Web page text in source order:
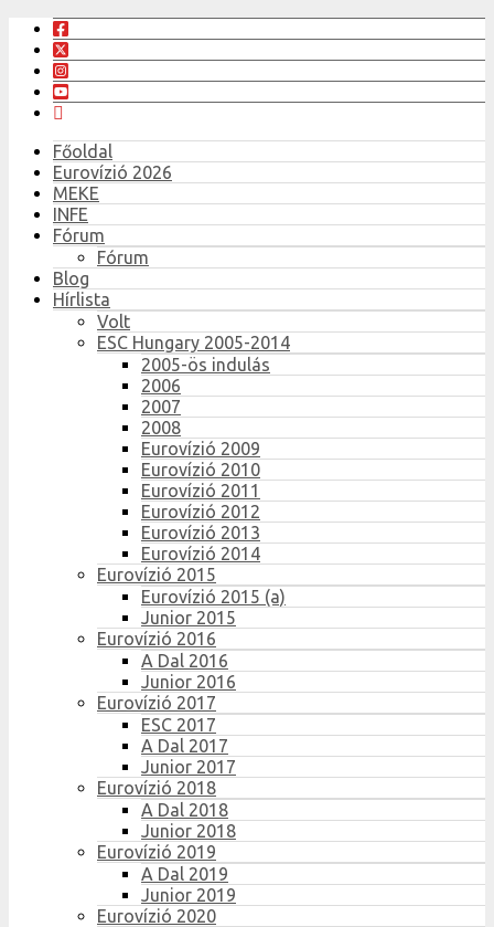
Főoldal
Eurovízió 2026
MEKE
INFE
Fórum
Fórum
Blog
Hírlista
Volt
ESC Hungary 2005-2014
2005-ös indulás
2006
2007
2008
Eurovízió 2009
Eurovízió 2010
Eurovízió 2011
Eurovízió 2012
Eurovízió 2013
Eurovízió 2014
Eurovízió 2015
Eurovízió 2015 (a)
Junior 2015
Eurovízió 2016
A Dal 2016
Junior 2016
Eurovízió 2017
ESC 2017
A Dal 2017
Junior 2017
Eurovízió 2018
A Dal 2018
Junior 2018
Eurovízió 2019
A Dal 2019
Junior 2019
Eurovízió 2020